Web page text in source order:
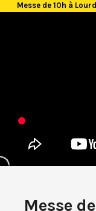
Messe de 10h à
Messe